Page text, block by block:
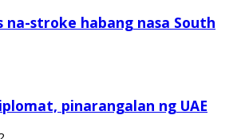
na-stroke habang nasa South
pinarangalan ng UAE